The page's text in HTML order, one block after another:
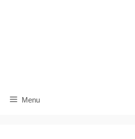
Menu